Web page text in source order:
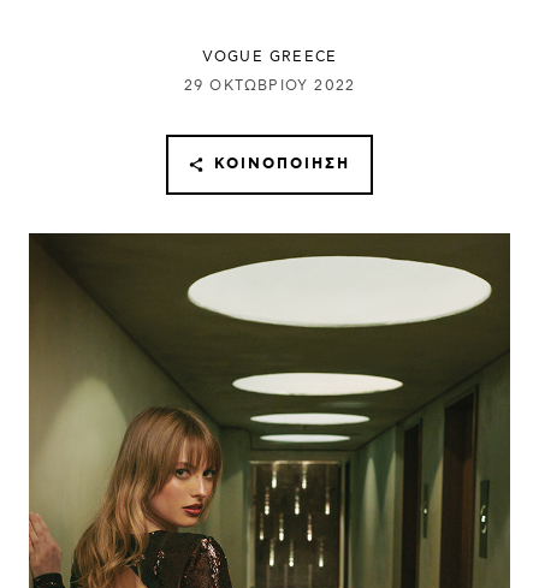
VOGUE GREECE
29 ΟΚΤΩΒΡΊΟΥ 2022
ΚΟΙΝΟΠΟΊΗΣΗ